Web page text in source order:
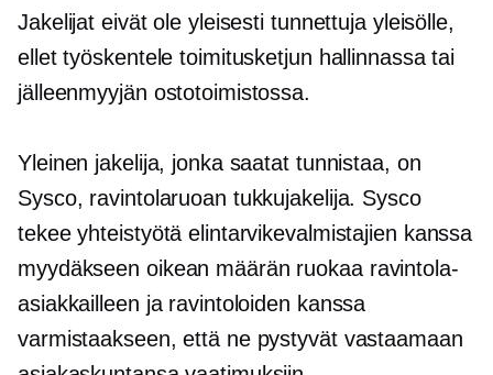
Jakelijat eivät ole yleisesti tunnettuja yleisölle,
ellet työskentele toimitusketjun hallinnassa tai
jälleenmyyjän ostotoimistossa.
Yleinen jakelija, jonka saatat tunnistaa, on
Sysco, ravintolaruoan tukkujakelija. Sysco
tekee yhteistyötä elintarvikevalmistajien kanssa
myydäkseen oikean määrän ruokaa ravintola-
asiakkailleen ja ravintoloiden kanssa
varmistaakseen, että ne pystyvät vastaamaan